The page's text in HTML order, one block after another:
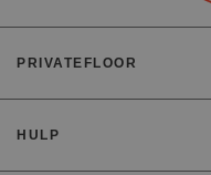
PRIVATEFLOOR
HULP